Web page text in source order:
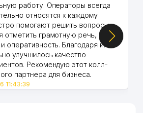
работу. Операторы всегда
относятся к каждому
помогают решить вопросы.
отметить грамотную речь,
оперативность. Благодаря их
улучшилось качество
Рекомендую этот колл-
партнера для бизнеса.
11:43:39